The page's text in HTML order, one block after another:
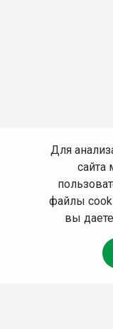
Для
файлы
вы даете